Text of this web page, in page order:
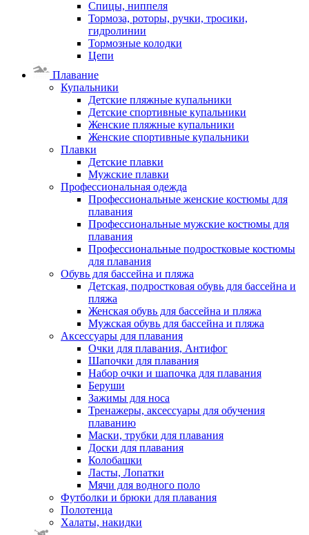
Спицы, ниппеля
Тормоза, роторы, ручки, тросики,
гидролинии
Тормозные колодки
Цепи
Плавание
Купальники
Детские пляжные купальники
Детские спортивные купальники
Женские пляжные купальники
Женские спортивные купальники
Плавки
Детские плавки
Мужские плавки
Профессиональная одежда
Профессиональные женские костюмы для
плавания
Профессиональные мужские костюмы для
плавания
Профессиональные подростковые костюмы
для плавания
Обувь для бассейна и пляжа
Детская, подростковая обувь для бассейна и
пляжа
Женская обувь для бассейна и пляжа
Мужская обувь для бассейна и пляжа
Аксессуары для плавания
Очки для плавания, Антифог
Шапочки для плавания
Набор очки и шапочка для плавания
Беруши
Зажимы для носа
Тренажеры, аксессуары для обучения
плаванию
Маски, трубки для плавания
Доски для плавания
Колобашки
Ласты, Лопатки
Мячи для водного поло
Футболки и брюки для плавания
Полотенца
Халаты, накидки